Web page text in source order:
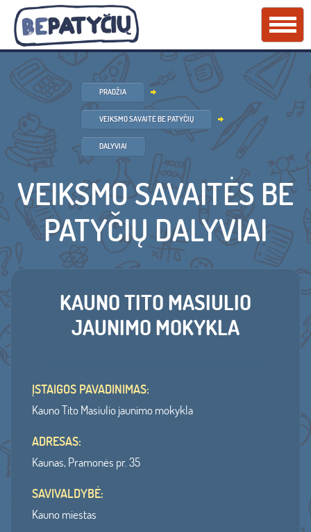
PRADŽIA
VEIKSMO SAVAITĖ BE PATYČIŲ
DALYVIAI
VEIKSMO SAVAITĖS BE
PATYČIŲ DALYVIAI
KAUNO TITO MASIULIO
JAUNIMO MOKYKLA
ĮSTAIGOS PAVADINIMAS:
Kauno Tito Masiulio jaunimo mokykla
ADRESAS:
Kaunas, Pramonės pr. 35
SAVIVALDYBĖ:
Kauno miestas